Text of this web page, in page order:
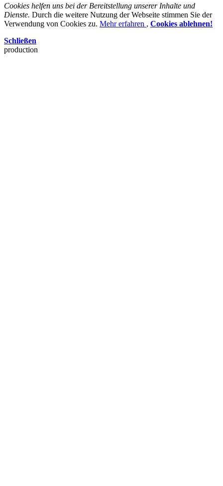
Cookies helfen uns bei der Bereitstellung unserer Inhalte und
Dienste. Durch die weitere Nutzung der Webseite stimmen Sie der
Verwendung von Cookies zu. Mehr erfahren , Cookies ablehnen!
Schließen
production